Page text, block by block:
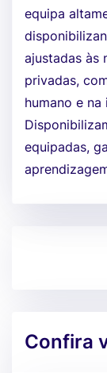
equipa
ajustadas às
privadas,
humano e na
equipadas,
Confira